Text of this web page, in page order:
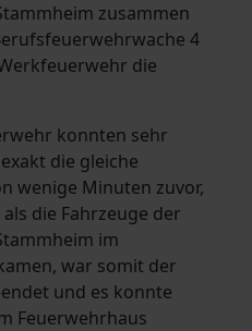
zusammen
4
die
konnten sehr
die gleiche
wenige Minuten zuvor,
die Fahrzeuge der
im
war somit der
und es konnte
Feuerwehrhaus